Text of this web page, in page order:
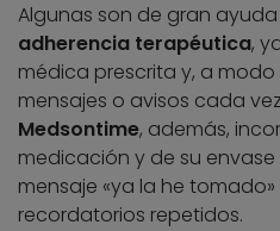
Algunas son de gran
adherencia terapéutica,
médica prescrita y, a
mensajes o avisos cada
Medsontime, además,
medicación y de su
mensaje «ya la he
recordatorios repetidos.